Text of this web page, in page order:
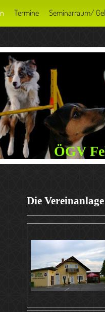
Termine Seminarraum/
ÖGV
Die Vereinanlage